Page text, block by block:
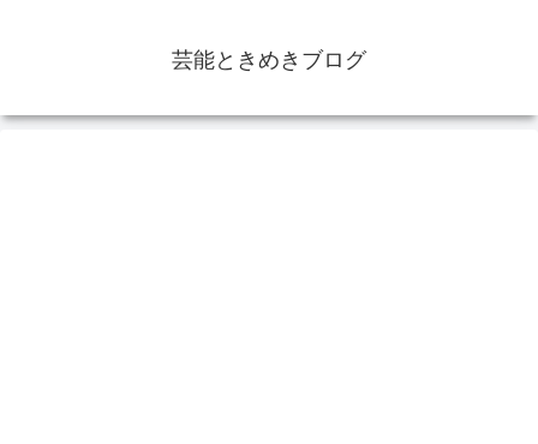
芸能ときめきブログ